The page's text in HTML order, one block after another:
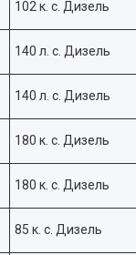
102 к. с. Дизель
140 л. с. Дизель
140 л. с. Дизель
180 к. с. Дизель
180 к. с. Дизель
85 к. с. Дизель